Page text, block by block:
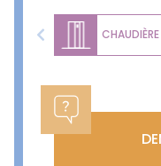
CHAUDIÈRE
Previous